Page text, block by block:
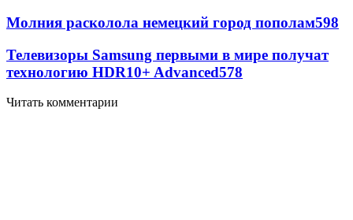
Молния расколола немецкий город пополам598
Телевизоры Samsung первыми в мире получат
технологию HDR10+ Advanced578
Читать комментарии